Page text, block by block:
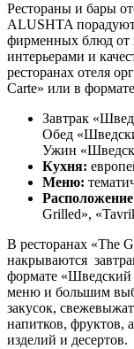
Рестораны и бары
ALUSHTA
фирменных блюд от
интерьерами и
ресторанах отеля
Carte» или в
Завтрак
Обед
Ужин
Кухня:
Меню:
Grilled»,
В ресторанах «The
накрываются
формате «Шведский
меню и большим
закусок,
напитков, фруктов,
изделий и десертов.